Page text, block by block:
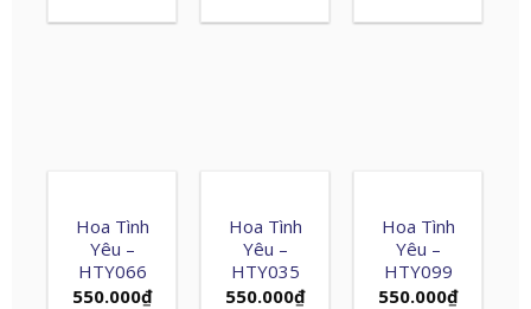
Hoa Tình
Yêu –
HTY066
550.000₫
Hoa Tình
Yêu –
HTY035
550.000₫
Hoa Tình
Yêu –
HTY099
550.000₫